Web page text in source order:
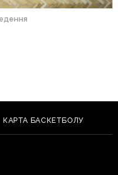
КАРТА БАСКЕТБОЛУ